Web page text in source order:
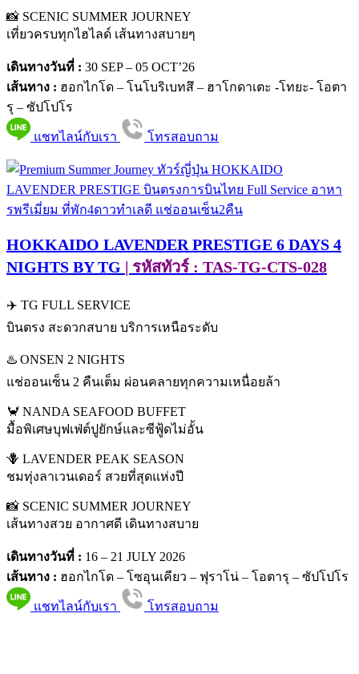
📸 SCENIC SUMMER JOURNEY
เที่ยวครบทุกไฮไลด์ เส้นทางสบายๆ
เดินทางวันที่ : 30 SEP – 05 OCT’26
เส้นทาง : ฮอกไกโด – โนโบริเบทสึ – ฮาโกดาเตะ -โทยะ- โอตา
รุ – ซัปโปโร
แชทไลน์กับเรา โทรสอบถาม
HOKKAIDO LAVENDER PRESTIGE 6 DAYS 4
NIGHTS BY TG | รหัสทัวร์ : TAS-TG-CTS-028
✈️ TG FULL SERVICE
บินตรง สะดวกสบาย บริการเหนือระดับ
♨️ ONSEN 2 NIGHTS
แช่ออนเซ็น 2 คืนเต็ม ผ่อนคลายทุกความเหนื่อยล้า
🦀 NANDA SEAFOOD BUFFET
มื้อพิเศษบุฟเฟ่ต์ปูยักษ์และซีฟู้ดไม่อั้น
🪻 LAVENDER PEAK SEASON
ชมทุ่งลาเวนเดอร์ สวยที่สุดแห่งปี
📸 SCENIC SUMMER JOURNEY
เส้นทางสวย อากาศดี เดินทางสบาย
เดินทางวันที่ : 16 – 21 JULY 2026
เส้นทาง : ฮอกไกโด – โซอุนเคียว – ฟุราโน่ – โอตารุ – ซัปโปโร
แชทไลน์กับเรา โทรสอบถาม